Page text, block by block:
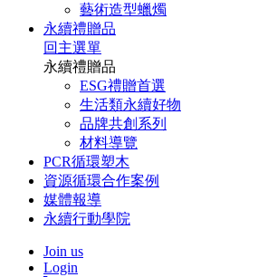
藝術造型蠟燭
永續禮贈品
回主選單
永續禮贈品
ESG禮贈首選
生活類永續好物
品牌共創系列
材料導覽
PCR循環塑木
資源循環合作案例
媒體報導
永續行動學院
Join us
Login